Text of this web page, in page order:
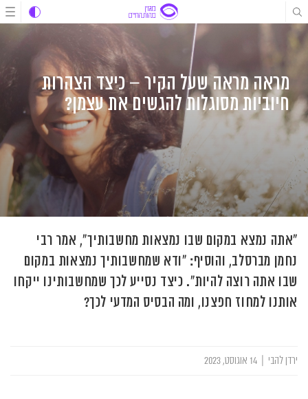
דלג
לתוכן
דלג
לתוכן
דלג
לניווט
מראה מראה שעל הקיר – כיצד הצהרות
חיוביות מסוגלות להגשים את עצמן?
"אתה נמצא במקום שבו נמצאות מחשבותיך", אמר רבי
נחמן מברסלב, והוסיף: "ודא שמחשבותיך נמצאות במקום
שבו אתה רוצה להיות". כיצד נסייע לכך שמחשבותינו ייקחו
אותנו למחוז חפצנו, ומה הבסיס המדעי לכך?
ירדן להבי